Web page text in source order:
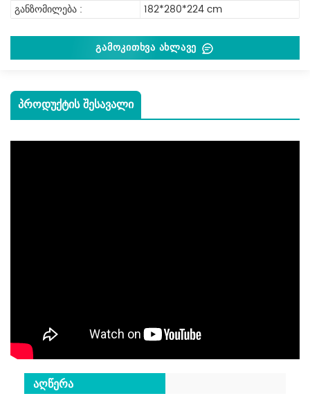
Განზომილება :
182*280*224 cm
Გამოკითხვა Ახლავე
ᲞᲠᲝᲓᲣᲥᲢᲘᲡ ᲨᲔᲡᲐᲕᲐᲚᲘ
აღწერა